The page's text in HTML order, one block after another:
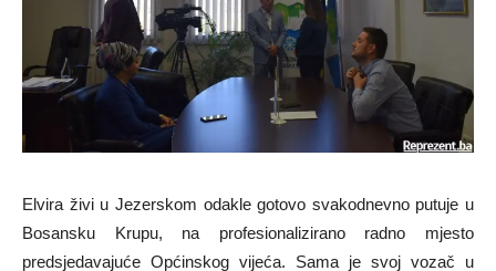
Elvira živi u Jezerskom odakle gotovo svakodnevno putuje u
Bosansku Krupu, na profesionalizirano radno mjesto
predsjedavajuće Općinskog vijeća. Sama je svoj vozač u